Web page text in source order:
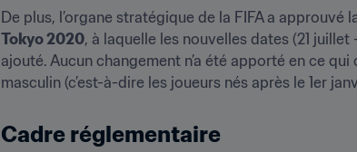
De plus, l’organe stratégique de la FIFA a approuvé
Tokyo 2020, à laquelle les nouvelles dates (21
ajouté. Aucun changement n’a été apporté en ce
masculin (c’est-à-dire les joueurs nés après le 1er
Cadre réglementaire